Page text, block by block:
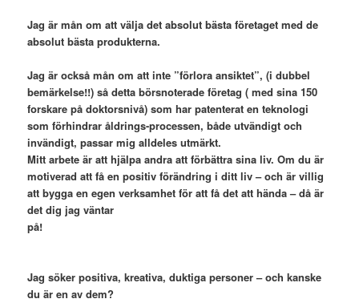
Jag är mån om att välja det absolut bästa företaget med de
absolut bästa produkterna.
Jag är också mån om att inte ”förlora ansiktet”, (i dubbel
bemärkelse!!) så detta börsnoterade företag ( med sina 150
forskare på doktorsnivå) som har patenterat en teknologi
som förhindrar åldrings-processen, både utvändigt och
invändigt, passar mig alldeles utmärkt.
Mitt arbete är att hjälpa andra att förbättra sina liv. Om du är
motiverad att få en positiv förändring i ditt liv – och är villig
att bygga en egen verksamhet för att få det att hända – då är
det dig jag väntar
på!
Jag söker positiva, kreativa, duktiga personer – och kanske
du är en av dem?